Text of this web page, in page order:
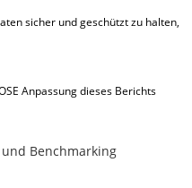
sicher und geschützt zu halten,
Anpassung dieses Berichts
Benchmarking